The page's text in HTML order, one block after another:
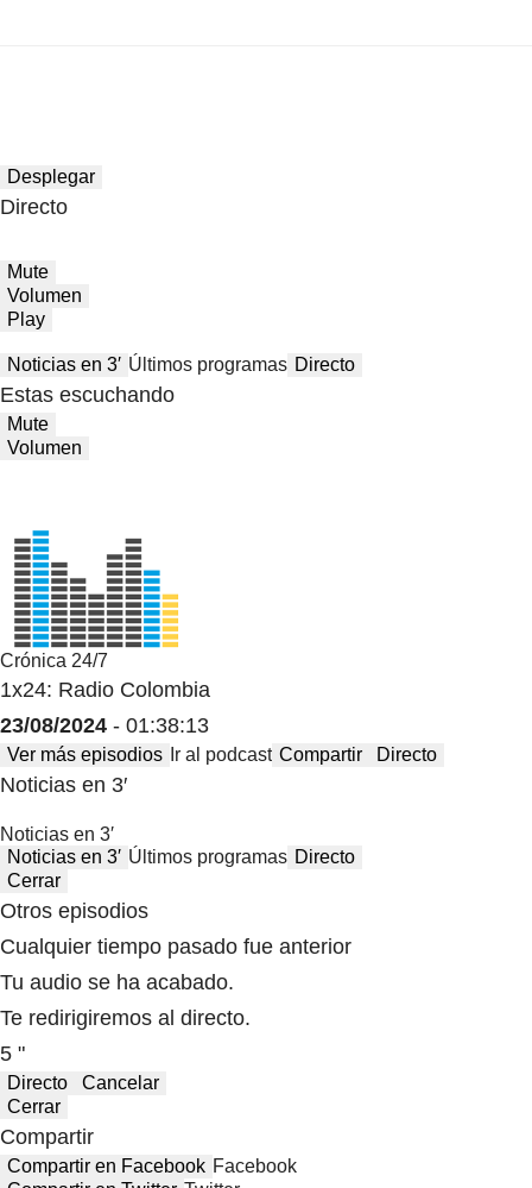
Desplegar
Directo
Mute
Volumen
Play
Noticias en 3′ Últimos programas Directo
Estas escuchando
Mute
Volumen
Crónica 24/7
1x24: Radio Colombia
23/08/2024 - 01:38:13
Ver más episodios Ir al podcast Compartir Directo
Noticias en 3′
Noticias en 3′
Noticias en 3′ Últimos programas Directo
Cerrar
Otros episodios
Cualquier tiempo pasado fue anterior
Tu audio se ha acabado.
Te redirigiremos al directo.
5 "
Directo
Cancelar
Cerrar
Compartir
Compartir en Facebook Facebook